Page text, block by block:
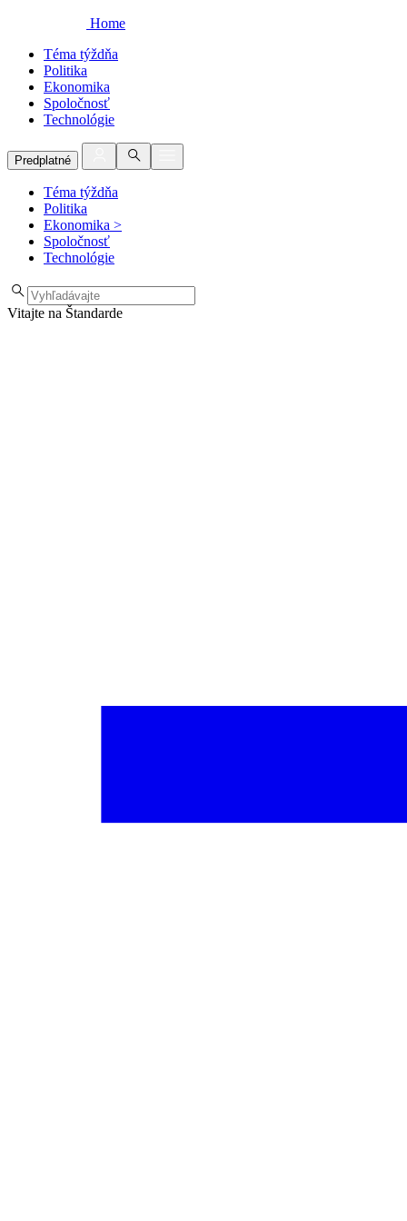
Home
Téma týždňa
Politika
Ekonomika
Spoločnosť
Technológie
Predplatné
Téma týždňa
Politika
Ekonomika >
Spoločnosť
Technológie
Vitajte na Štandarde